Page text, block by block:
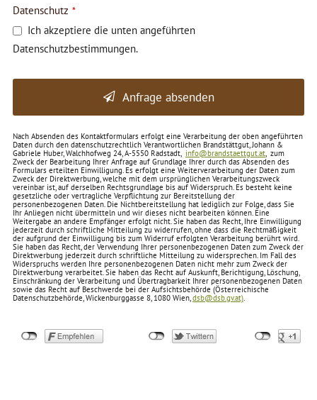
Datenschutz *
Ich akzeptiere die unten angeführten
Datenschutzbestimmungen.
Anfrage absenden
Nach Absenden des Kontaktformulars erfolgt eine Verarbeitung der oben angeführten
Daten durch den datenschutzrechtlich Verantwortlichen Brandstättgut, Johann &
Gabriele Huber, Walchhofweg 24, A-5550 Radstadt, info@brandstaettgut.at, zum
Zweck der Bearbeitung Ihrer Anfrage auf Grundlage Ihrer durch das Absenden des
Formulars erteilten Einwilligung. Es erfolgt eine Weiterverarbeitung der Daten zum
Zweck der Direktwerbung, welche mit dem ursprünglichen Verarbeitungszweck
vereinbar ist, auf derselben Rec­htsgrundlage bis auf Widerspruch. Es besteht keine
gesetzliche oder vertragliche Verpflichtung zur Bereitstellung der
personenbezogenen Daten. Die Nichtbereitstellung hat lediglich zur Folge, dass Sie
Ihr Anliegen nicht übermitteln und wir dieses nicht bearbeiten können. Eine
Weitergabe an andere Empfänger erfolgt nicht. Sie haben das Recht, Ihre Einwilligung
jederzeit durch schriftliche Mitteilung zu widerrufen, ohne dass die Rechtmäßigkeit
der aufgrund der Einwilligung bis zum Widerruf erfolgten Verarbeitung berührt wird.
Sie haben das Recht, der Verwendung Ihrer personenbezogenen Daten zum Zweck der
Direktwerbung jederzeit durch schriftliche Mitteilung zu widersprechen. Im Fall des
Widerspruchs werden Ihre personenbezogenen Daten nicht mehr zum Zweck der
Direktwerbung verarbeitet. Sie haben das Recht auf Auskunft, Berichtigung, Löschung,
Einschränkung der Verarbeitung und Übertragbarkeit Ihrer personenbezogenen Daten
sowie das Recht auf Beschwerde bei der Aufsichtsbehörde (Österreichische
Datenschutzbehörde, Wickenburggasse 8, 1080 Wien, dsb@dsb.gv.at).